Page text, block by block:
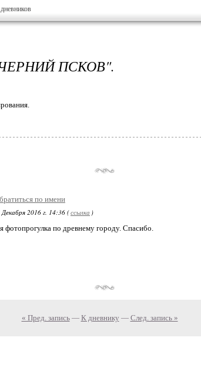
ПСКОВ".
по имени
Декабря 2016 г. 14:36 (ссылка )
фотопрогулка по древнему городу. Спасибо.
« Пред. запись— К дневнику — След. запись »